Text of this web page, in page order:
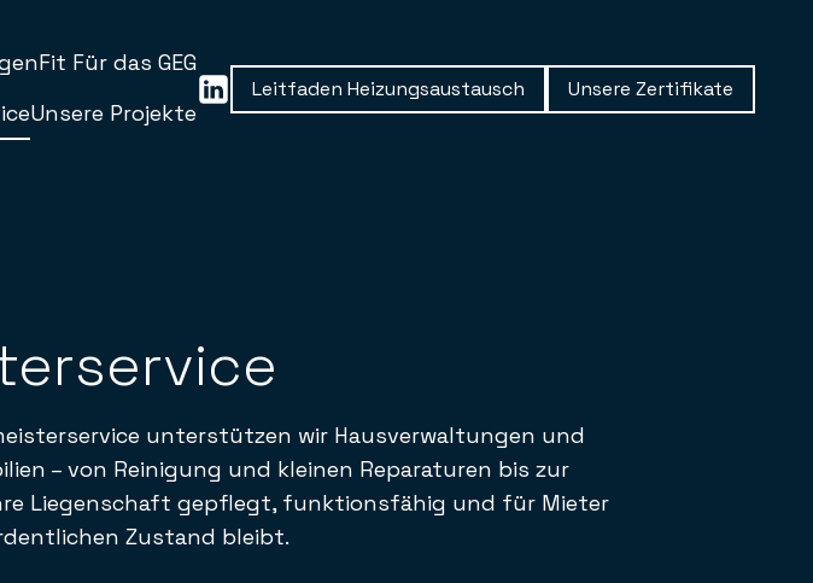
Fit Für das GEG
Unsere Projekte
Leitfaden Heizungsaustausch Unsere Zertifikate
unterstützen wir Hausverwaltungen und
– von Reinigung und kleinen Reparaturen bis zur
Liegenschaft gepflegt, funktionsfähig und für Mieter
Zustand bleibt.